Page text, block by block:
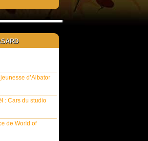
d’Albator
: Cars du studio
de World of